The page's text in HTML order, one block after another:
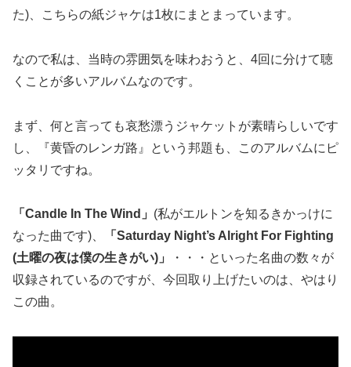
た)、こちらの紙ジャケは1枚にまとまっています。
なので私は、当時の雰囲気を味わおうと、4回に分けて聴
くことが多いアルバムなのです。
まず、何と言っても哀愁漂うジャケットが素晴らしいです
し、『黄昏のレンガ路』という邦題も、このアルバムにピ
ッタリですね。
「Candle In The Wind」 (私がエルトンを知るきかっけに
なった曲です)、
「Saturday Night’s Alright For Fighting
(土曜の夜は僕の生きがい)」
・・・といった名曲の数々が
収録されているのですが、今回取り上げたいのは、やはり
この曲。